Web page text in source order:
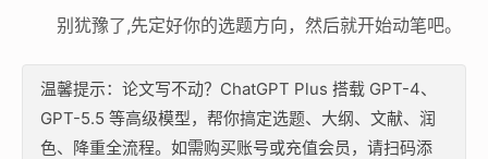
别犹豫了,先定好你的选题方向，然后就开始动笔吧。
温馨提示：论文写不动？ChatGPT Plus 搭载 GPT-4、
GPT-5.5 等高级模型，帮你搞定选题、大纲、文献、润
色、降重全流程。如需购买账号或充值会员，请扫码添